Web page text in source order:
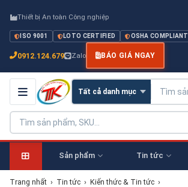
Thiết bị An toàn Công nghiệp
ISO 9001 LOTO CERTIFIED OSHA COMPLIANT
0912.124.679 Zalo BÁO GIÁ NGAY
Sản phẩm Tin tức
Trang nhất › Tin tức › Kiến thức & Tin tức ›